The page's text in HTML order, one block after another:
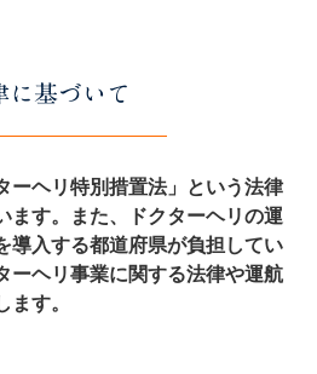
に基づいて
ーヘリ特別措置法」という法律
ます。また、ドクターヘリの運
導入する都道府県が負担してい
ーヘリ事業に関する法律や運航
す。